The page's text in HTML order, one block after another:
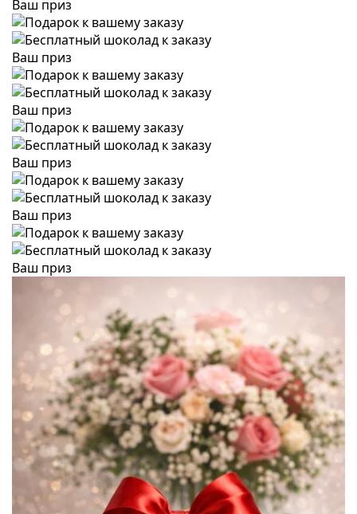
Ваш приз
Ваш приз
Ваш приз
Ваш приз
Ваш приз
Ваш приз